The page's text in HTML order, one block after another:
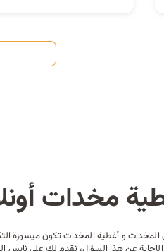
مخدات
و أغطية المخدات تكون ميسورة